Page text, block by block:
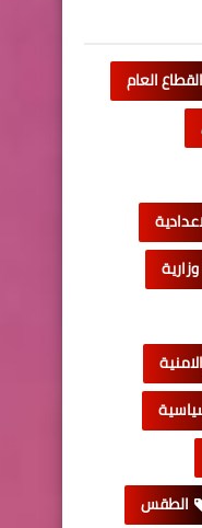
العام
الطقس